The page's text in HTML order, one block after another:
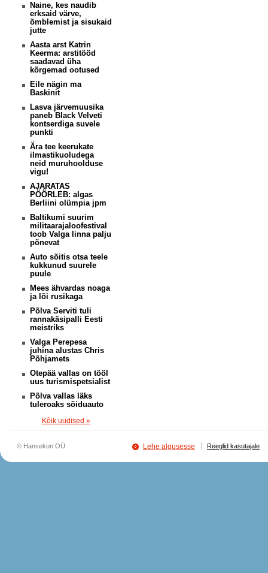
Naine, kes naudib
erksaid värve,
õmblemist ja sisukaid
jutte
Aasta arst Katrin
Keerma: arstitööd
saadavad üha
kõrgemad ootused
Eile nägin ma
Baskinit
Lasva järvemuusika
paneb Black Velveti
kontserdiga suvele
punkti
Ära tee keerukate
ilmastikuoludega
neid muruhoolduse
vigu!
AJARATAS
PÖÖRLEB: algas
Berliini olümpia jpm
Baltikumi suurim
militaarajaloofestival
toob Valga linna palju
põnevat
Auto sõitis otsa teele
kukkunud suurele
puule
Mees ähvardas noaga
ja lõi rusikaga
Põlva Serviti tuli
rannakäsipalli Eesti
meistriks
Valga Perepesa
juhina alustas Chris
Põhjamets
Otepää vallas on tööl
uus turismispetsialist
Põlva vallas läks
tuleroaks sõiduauto
Kõik uudised »
© Hansekon OÜ Lehe algusesse Reeglid kasutajale